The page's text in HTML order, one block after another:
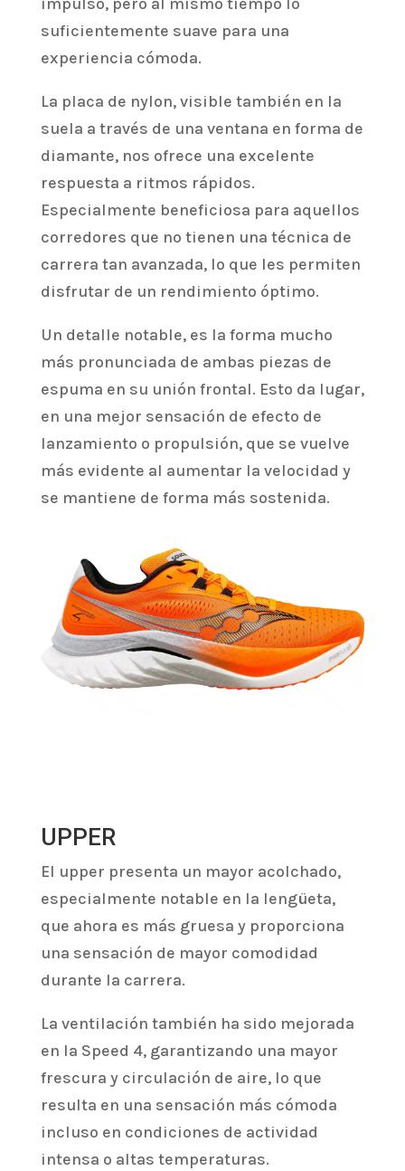
suficientemente suave para una
experiencia cómoda.
La placa de nylon, visible también en la
suela a través de una ventana en forma de
diamante, nos ofrece una excelente
respuesta a ritmos rápidos.
Especialmente beneficiosa para aquellos
corredores que no tienen una técnica de
carrera tan avanzada, lo que les permiten
disfrutar de un rendimiento óptimo.
Un detalle notable, es la forma mucho
más pronunciada de ambas piezas de
espuma en su unión frontal. Esto da lugar,
en una mejor sensación de efecto de
lanzamiento o propulsión, que se vuelve
más evidente al aumentar la velocidad y
se mantiene de forma más sostenida.
UPPER
El upper presenta un mayor acolchado,
especialmente notable en la lengüeta,
que ahora es más gruesa y proporciona
una sensación de mayor comodidad
durante la carrera.
La ventilación también ha sido mejorada
en la Speed 4, garantizando una mayor
frescura y circulación de aire, lo que
resulta en una sensación más cómoda
incluso en condiciones de actividad
intensa o altas temperaturas.